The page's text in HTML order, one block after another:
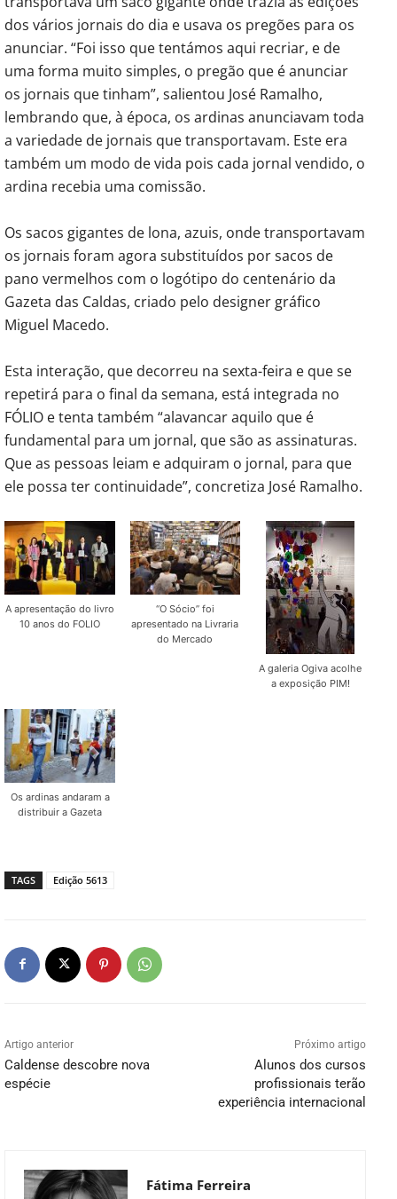
dos vários jornais do dia e usava os pregões para os
anunciar. “Foi isso que tentámos aqui recriar, e de
uma forma muito simples, o pregão que é anunciar
os jornais que tinham”, salientou José Ramalho,
lembrando que, à época, os ardinas anunciavam toda
a variedade de jornais que transportavam. Este era
também um modo de vida pois cada jornal vendido, o
ardina recebia uma comissão.
Os sacos gigantes de lona, azuis, onde transportavam
os jornais foram agora substituídos por sacos de
pano vermelhos com o logótipo do centenário da
Gazeta das Caldas, criado pelo designer gráfico
Miguel Macedo.
Esta interação, que decorreu na sexta-feira e que se
repetirá para o final da semana, está integrada no
FÓLIO e tenta também “alavancar aquilo que é
fundamental para um jornal, que são as assinaturas.
Que as pessoas leiam e adquiram o jornal, para que
ele possa ter continuidade”, concretiza José Ramalho.
A apresentação do livro
10 anos do FOLIO
“O Sócio” foi
apresentado na Livraria
do Mercado
A galeria Ogiva acolhe
a exposição PIM!
Os ardinas andaram a
distribuir a Gazeta
TAGS Edição 5613
Artigo anterior
Caldense descobre nova
espécie
Próximo artigo
Alunos dos cursos
profissionais terão
experiência internacional
Fátima Ferreira